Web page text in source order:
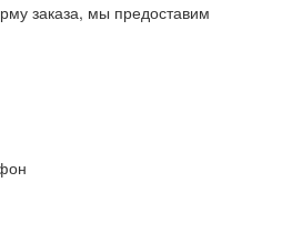
заказа, мы предоставим